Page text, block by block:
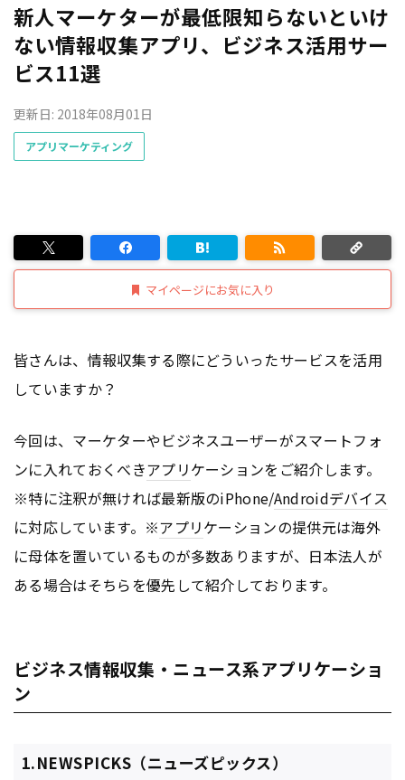
新人マーケターが最低限知らないといけ
ない情報収集アプリ、ビジネス活用サー
ビス11選
更新日: 2018年08月01日
アプリマーケティング
マイページにお気に入り
皆さんは、情報収集する際にどういったサービスを活用
していますか？
今回は、マーケターやビジネスユーザーがスマートフォ
ンに入れておくべきアプリケーションをご紹介します。
※特に注釈が無ければ最新版のiPhone/Androidデバイス
に対応しています。※アプリケーションの提供元は海外
に母体を置いているものが多数ありますが、日本法人が
ある場合はそちらを優先して紹介しております。
ビジネス情報収集・ニュース系アプリケーショ
ン
1.NEWSPICKS（ニューズピックス）